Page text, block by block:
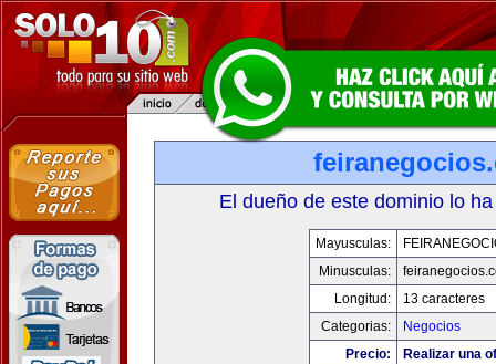
El dueño de este dominio lo
Mayusculas:
Minusculas:
Longitud:
13 caracteres
Categorias:
Negocios
Precio:
Realizar una